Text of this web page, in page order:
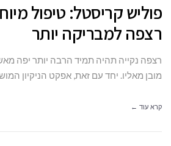
פוליש קריסטל: טיפול
רצפה למבריקה יותר
רצפה נקייה תהיה תמיד הרבה יותר יפה
מובן מאליו. יחד עם זאת, אפקט הניקיון
קרא עוד ←